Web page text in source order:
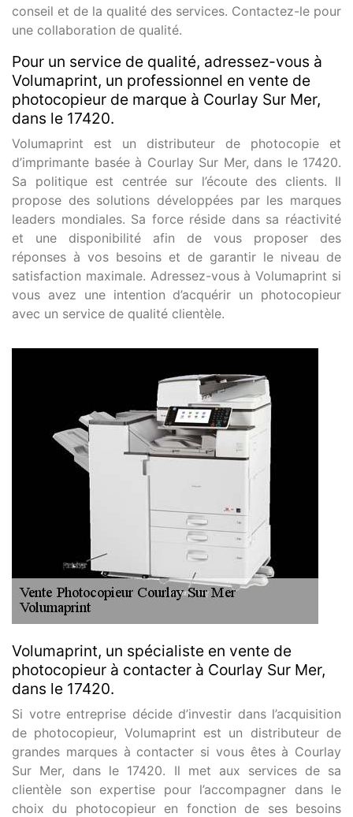
conseil et de la qualité des services. Contactez-le pour
une collaboration de qualité.
Pour un service de qualité, adressez-vous à
Volumaprint, un professionnel en vente de
photocopieur de marque à Courlay Sur Mer,
dans le 17420.
Volumaprint est un distributeur de photocopie et
d’imprimante basée à Courlay Sur Mer, dans le 17420.
Sa politique est centrée sur l’écoute des clients. Il
propose des solutions développées par les marques
leaders mondiales. Sa force réside dans sa réactivité
et une disponibilité afin de vous proposer des
réponses à vos besoins et de garantir le niveau de
satisfaction maximale. Adressez-vous à Volumaprint si
vous avez une intention d’acquérir un photocopieur
avec un service de qualité clientèle.
Volumaprint, un spécialiste en vente de
photocopieur à contacter à Courlay Sur Mer,
dans le 17420.
Si votre entreprise décide d’investir dans l’acquisition
de photocopieur, Volumaprint est un distributeur de
grandes marques à contacter si vous êtes à Courlay
Sur Mer, dans le 17420. Il met aux services de sa
clientèle son expertise pour l’accompagner dans le
choix du photocopieur en fonction de ses besoins